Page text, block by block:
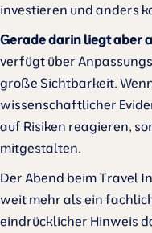
investieren und anders
Gerade darin liegt aber
verfügt über
große Sichtbarkeit.
wissenschaftlicher
auf Risiken reagieren,
mitgestalten.
Der Abend beim Travel
weit mehr als ein
eindrücklicher Hinweis